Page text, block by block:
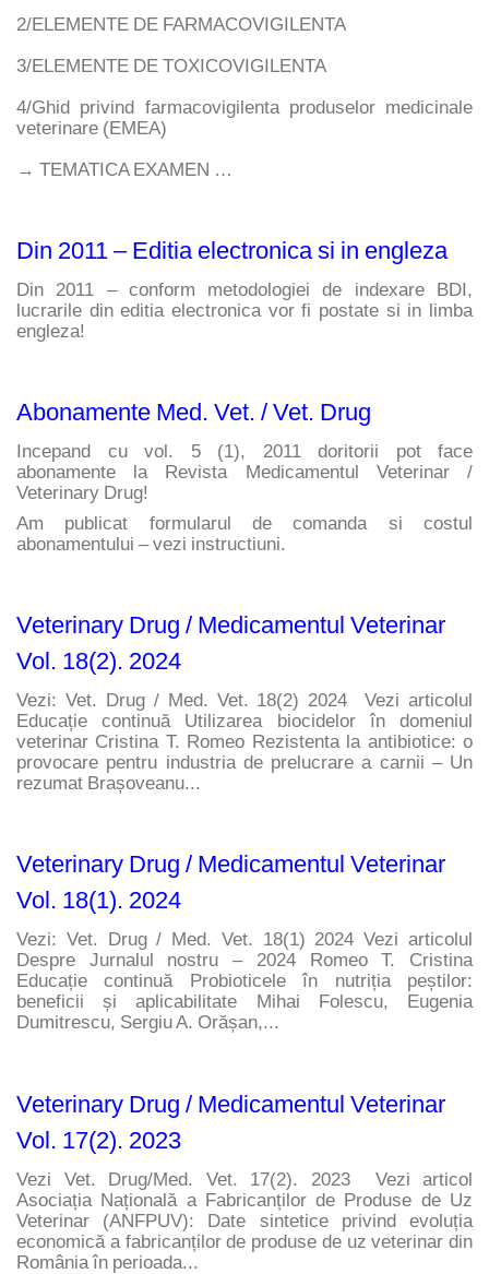
2/ELEMENTE DE FARMACOVIGILENTA
3/ELEMENTE DE TOXICOVIGILENTA
4/Ghid privind farmacovigilenta produselor medicinale
veterinare (EMEA)
→ TEMATICA EXAMEN …
Din 2011 – Editia electronica si in engleza
Din 2011 – conform metodologiei de indexare BDI,
lucrarile din editia electronica vor fi postate si in limba
engleza!
Abonamente Med. Vet. / Vet. Drug
Incepand cu vol. 5 (1), 2011 doritorii pot face
abonamente la Revista Medicamentul Veterinar /
Veterinary Drug!
Am publicat formularul de comanda si costul
abonamentului – vezi instructiuni.
Veterinary Drug / Medicamentul Veterinar
Vol. 18(2). 2024
Vezi: Vet. Drug / Med. Vet. 18(2) 2024  Vezi articolul
Educație continuă Utilizarea biocidelor în domeniul
veterinar Cristina T. Romeo Rezistenta la antibiotice: o
provocare pentru industria de prelucrare a carnii – Un
rezumat Brașoveanu...
Veterinary Drug / Medicamentul Veterinar
Vol. 18(1). 2024
Vezi: Vet. Drug / Med. Vet. 18(1) 2024 Vezi articolul
Despre Jurnalul nostru – 2024 Romeo T. Cristina
Educație continuă Probioticele în nutriția peștilor:
beneficii și aplicabilitate Mihai Folescu, Eugenia
Dumitrescu, Sergiu A. Orășan,...
Veterinary Drug / Medicamentul Veterinar
Vol. 17(2). 2023
Vezi Vet. Drug/Med. Vet. 17(2). 2023  Vezi articol
Asociația Națională a Fabricanților de Produse de Uz
Veterinar (ANFPUV): Date sintetice privind evoluția
economică a fabricanților de produse de uz veterinar din
România în perioada...